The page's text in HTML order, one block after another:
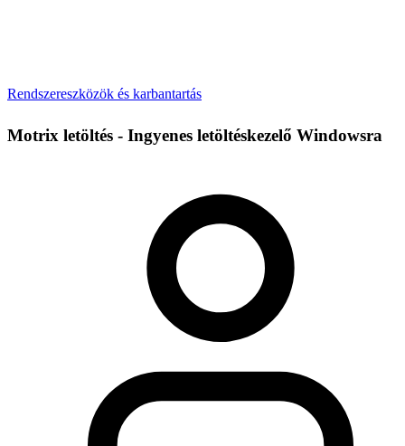
Rendszereszközök és karbantartás
Motrix letöltés - Ingyenes letöltéskezelő Windowsra